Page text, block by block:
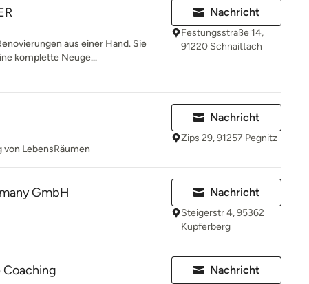
aus einer Hand. Sie
komplette Neuge...
Nachricht
Festungsstraße 14,
91220 Schnaittach
LebensRäumen
Nachricht
Zips 29, 91257 Pegnitz
GmbH Nachricht
Steigerstr 4, 95362
Kupferberg
Coaching Nachricht